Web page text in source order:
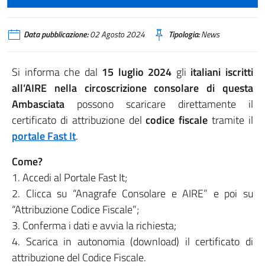
Data pubblicazione:02 Agosto 2024 Tipologia:News
Si informa che dal 15 luglio 2024 gli italiani iscritti
all’AIRE nella circoscrizione consolare di questa
Ambasciata possono scaricare direttamente il
certificato di attribuzione delcodice fiscale tramite il
portale Fast It.
Come?
1. Accedi al Portale Fast It;
2. Clicca su “Anagrafe Consolare e AIRE” e poi su
“Attribuzione Codice Fiscale”;
3. Conferma i dati e avvia la richiesta;
4. Scarica in autonomia (download) il certificato di
attribuzione del Codice Fiscale.